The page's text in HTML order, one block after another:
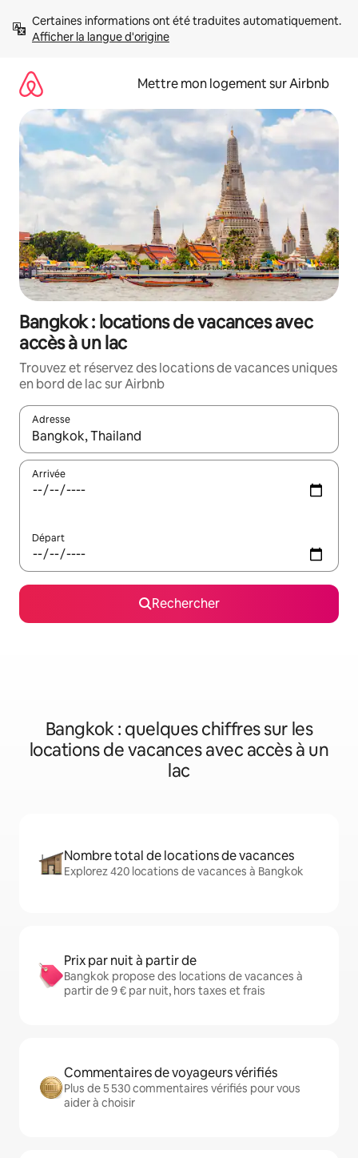
directement
Afficher la langue d'origine
Mettre mon logement sur Airbnb
Bangkok : locations de vacances avec
accès à un lac
Trouvez et réservez des locations de vacances uniques
en bord de lac sur Airbnb
Adresse
Lorsque les résultats s'affichent, utilisez les flèches vers le
Arrivée
Départ
Rechercher
Bangkok : quelques chiffres sur les
locations de vacances avec accès à un
lac
Nombre total de locations de vacances
Explorez 420 locations de vacances à Bangkok
Prix par nuit à partir de
Bangkok propose des locations de vacances à
partir de 9 € par nuit, hors taxes et frais
Commentaires de voyageurs vérifiés
Plus de 5 530 commentaires vérifiés pour vous
aider à choisir